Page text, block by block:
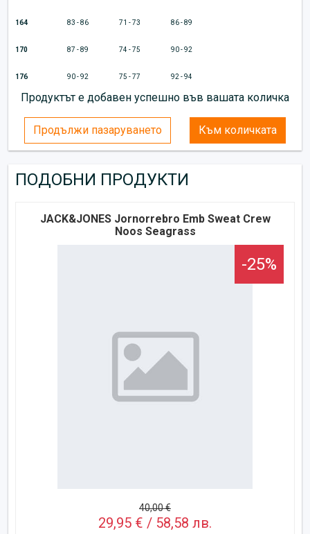
164 83 - 86 71 - 73 86 - 89
170 87 - 89 74 - 75 90 - 92
176 90 - 92 75 - 77 92 - 94
Продуктът е добавен успешно във вашата количка
Продължи пазаруването Към количката
ПОДОБНИ ПРОДУКТИ
JACK&JONES Jornorrebro Emb Sweat Crew
Noos Seagrass
-25%
40,00 €
29,95 € / 58,58 лв.